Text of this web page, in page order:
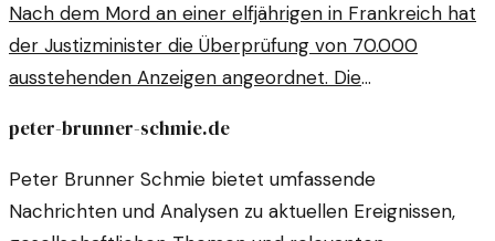
Nach dem Mord an einer elfjährigen in Frankreich hat
der Justizminister die Überprüfung von 70.000
ausstehenden Anzeigen angeordnet. Die
peter-brunner-schmie.de
Peter Brunner Schmie bietet umfassende
Nachrichten und Analysen zu aktuellen Ereignissen,